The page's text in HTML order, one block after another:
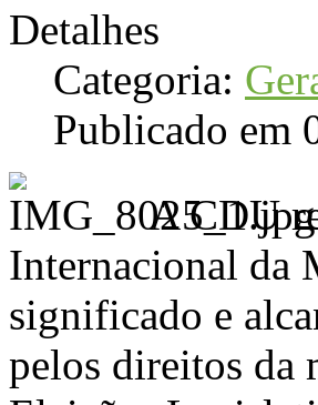
Detalhes
Categoria:
Publicado em
A CDU
Internacional da
significado e
pelos direitos da